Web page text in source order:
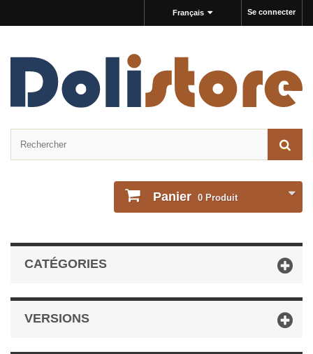
Se connecter
Français
Panier 0 Produit
CATÉGORIES
VERSIONS